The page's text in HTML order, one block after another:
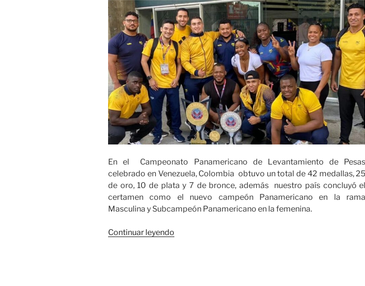
En el Campeonato Panamericano de Levantamiento de Pesas
celebrado en Venezuela, Colombia obtuvo un total de 42 medallas, 25
de oro, 10 de plata y 7 de bronce, además nuestro país concluyó el
certamen como el nuevo campeón Panamericano en la rama
Masculina y Subcampeón Panamericano en la femenina.
Continuar leyendo